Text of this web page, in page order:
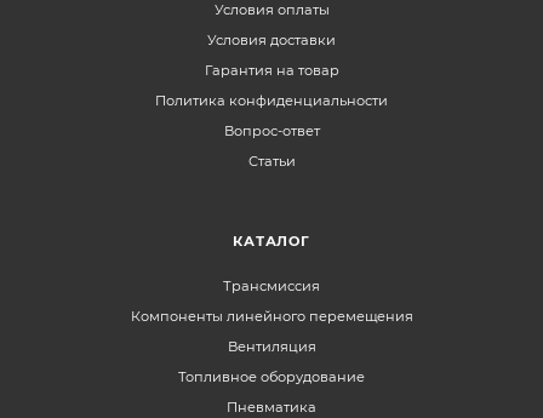
Условия оплаты
Условия доставки
Гарантия на товар
Политика конфиденциальности
Вопрос-ответ
Статьи
КАТАЛОГ
Трансмиссия
Компоненты линейного перемещения
Вентиляция
Топливное оборудование
Пневматика